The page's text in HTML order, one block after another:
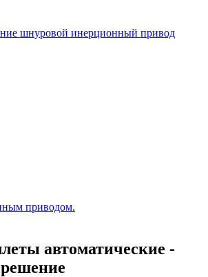
шнуровой инерционный привод
приводом.
автоматические -